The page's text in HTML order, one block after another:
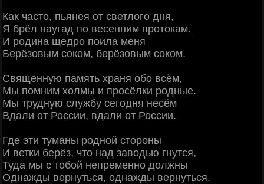
Как часто, пьянея от светлого дня,
Я брёл наугад по весенним протокам.
И родина щедро поила меня
Берёзовым соком, берёзовым соком.
Священную память храня обо всём,
Мы помним холмы и просёлки родные.
Мы трудную службу сегодня несём
Вдали от России, вдали от России.
Где эти туманы родной стороны
И ветки берёз, что над заводью гнутся,
Туда мы с тобой непременно должны
Однажды вернуться, однажды вернуться.